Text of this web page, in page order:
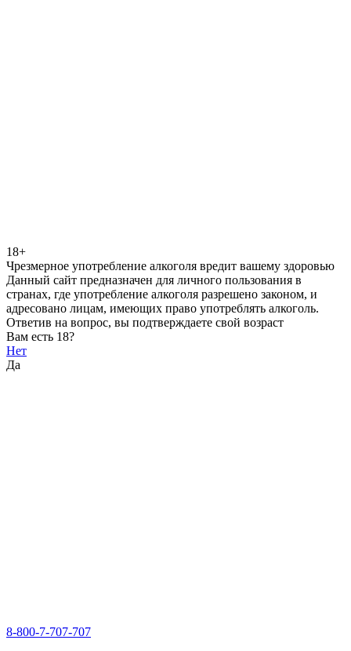
18+
Чрезмерное употребление алкоголя вредит вашему здоровью
Данный сайт предназначен для личного пользования в
странах, где употребление алкоголя разрешено законом, и
адресовано лицам, имеющих право употреблять алкоголь.
Ответив на вопрос, вы подтверждаете свой возраст
Вам есть 18?
Нет
Да
8-800-7-707-707